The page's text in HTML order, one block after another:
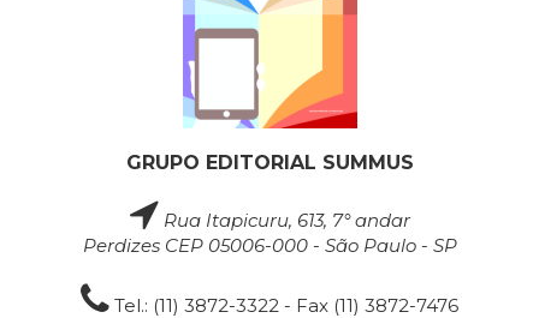
GRUPO EDITORIAL SUMMUS
Rua Itapicuru, 613, 7° andar
Perdizes CEP 05006-000 - São Paulo - SP
Tel.: (11) 3872-3322 - Fax (11) 3872-7476